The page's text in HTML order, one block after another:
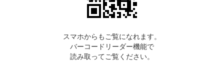
スマホからもご覧になれます。
バーコードリーダー機能で
読み取ってご覧ください。